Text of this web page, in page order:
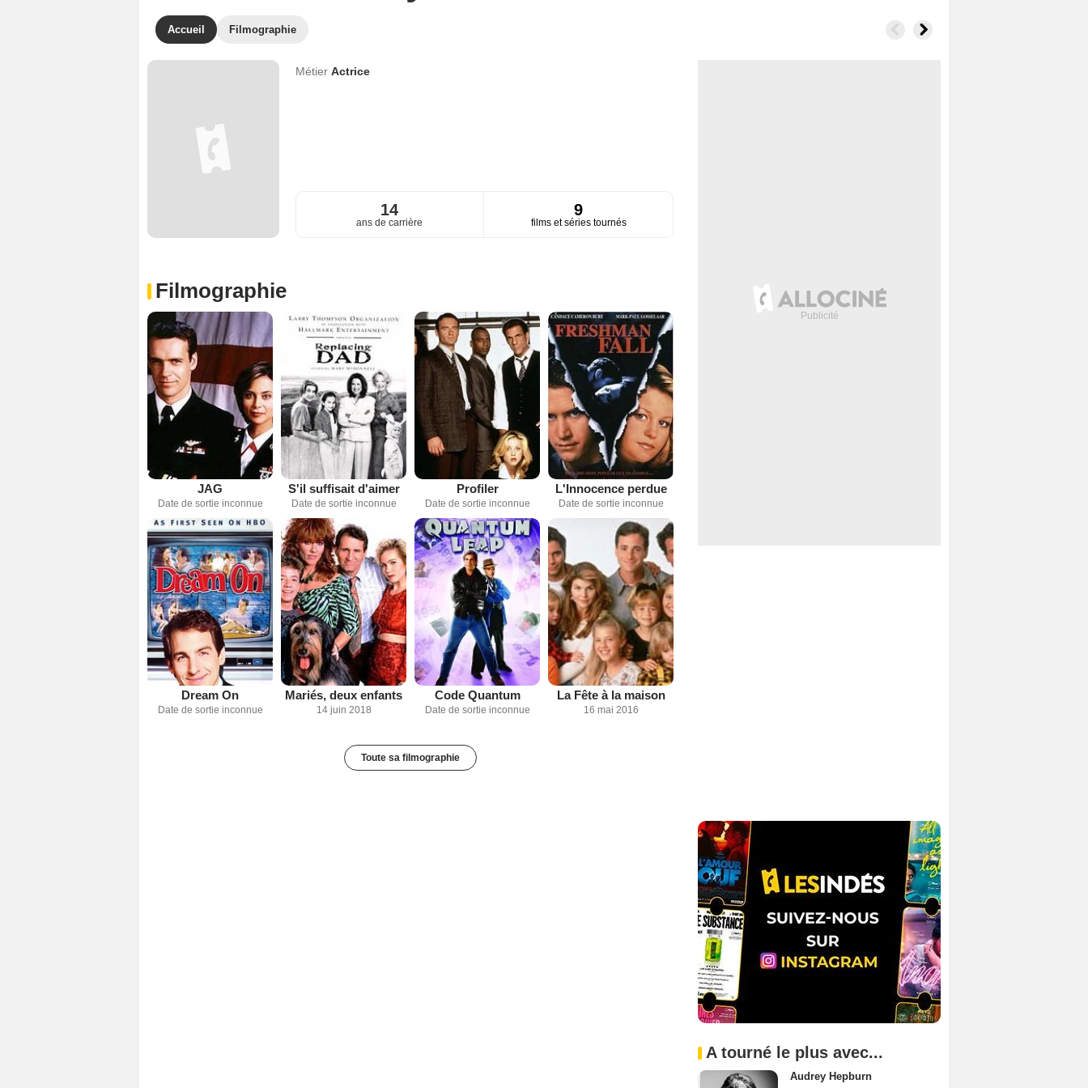
Accueil Filmographie
Métier Actrice
14
ans de carrière
9
films et séries tournés
Filmographie
JAG
Date de sortie inconnue
S'il suffisait d'aimer
Date de sortie inconnue
Profiler
Date de sortie inconnue
L'Innocence perdue
Date de sortie inconnue
Dream On
Date de sortie inconnue
Mariés, deux enfants
14 juin 2018
Code Quantum
Date de sortie inconnue
La Fête à la maison
16 mai 2016
Toute sa filmographie
A tourné le plus avec...
Audrey Hepburn